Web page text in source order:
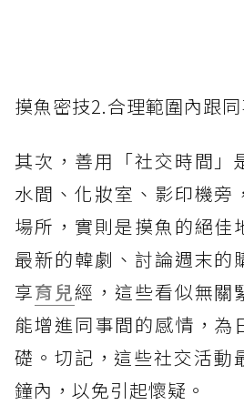
摸魚密技2.合理範圍內跟
其次，善用「社交時間」
水間、化妝室、影印機旁
場所，實則是摸魚的絕佳
最新的韓劇、討論週末的
享育兒經，這些看似無關
能增進同事間的感情，為
礎。切記，這些社交活動
鐘內，以免引起懷疑。